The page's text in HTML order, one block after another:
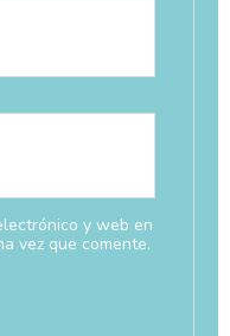
y web en
vez que comente.